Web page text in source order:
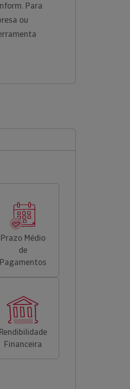
Para
ou
Prazo Médio
de
Pagamentos
Rendibilidade
Financeira